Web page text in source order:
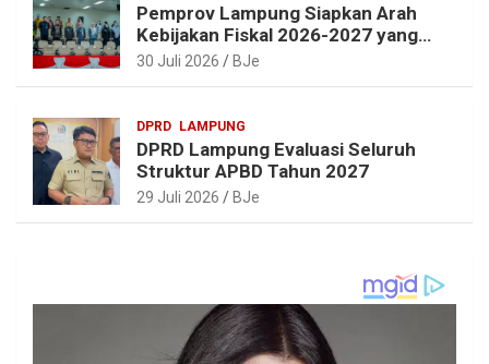
Pemprov Lampung Siapkan Arah
Kebijakan Fiskal 2026-2027 yang
Realistis dan Berkelanjutan
30 Juli 2026 BJe
DPRD LAMPUNG
DPRD Lampung Evaluasi Seluruh
Struktur APBD Tahun 2027
29 Juli 2026 BJe